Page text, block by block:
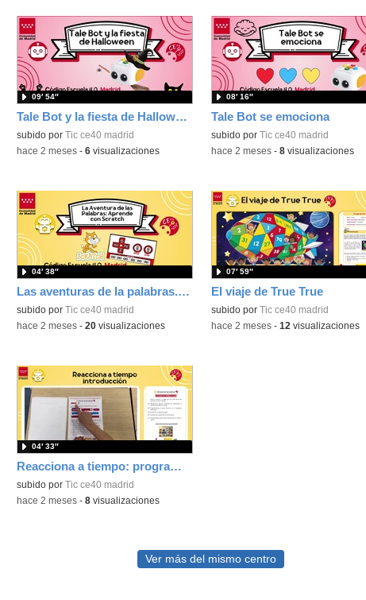
Tale Bot y la fiesta de Halloween
subido por Tic ce40 madrid
09′ 54″
-hace 2 meses- 6visualizaciones
Tale Bot se emociona
subido por Tic ce40 madrid
08′ 16″
-hace 2 meses- 8visualizaciones
Las aventuras de la palabras. Aprende con Scratch
subido por Tic ce40 madrid
04′ 38″
-hace 2 meses- 20visualizaciones
El viaje de True True
subido por Tic ce40 madrid
07′ 59″
-hace 2 meses- 12 visualizaciones
Reacciona a tiempo: programación y reflejos con Micro:bit
subido por Tic ce40 madrid
04′ 33″
-hace 2 meses- 8visualizaciones
Ver más del mismo centro